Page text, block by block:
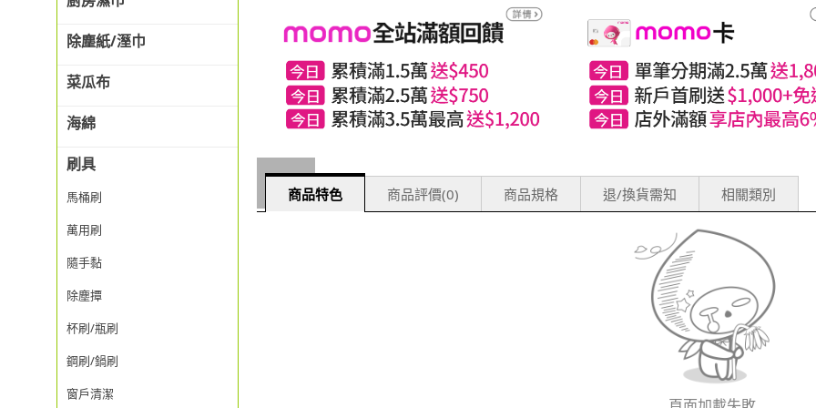
除塵紙/溼巾
菜瓜布
海綿
刷具
馬桶刷
萬用刷
隨手黏
除塵撢
杯刷/瓶刷
鋼刷/鍋刷
窗戶清潔
商品特色 商品評價(0) 商品規格 退/換貨需知 相關類別